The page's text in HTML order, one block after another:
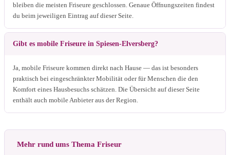
bleiben die meisten Friseure geschlossen. Genaue Öffnungszeiten findest
du beim jeweiligen Eintrag auf dieser Seite.
Gibt es mobile Friseure in Spiesen-Elversberg?
Ja, mobile Friseure kommen direkt nach Hause — das ist besonders
praktisch bei eingeschränkter Mobilität oder für Menschen die den
Komfort eines Hausbesuchs schätzen. Die Übersicht auf dieser Seite
enthält auch mobile Anbieter aus der Region.
Mehr rund ums Thema Friseur